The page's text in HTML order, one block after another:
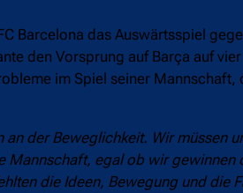
Barcelona das Auswärtsspiel
den Vorsprung auf Barça auf
im Spiel seiner
der Beweglichkeit. Wir müssen
egal ob wir
die Ideen, Bewegung und die